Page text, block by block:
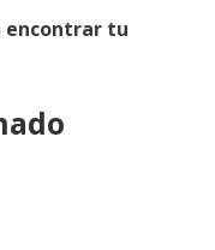
encontrar tu